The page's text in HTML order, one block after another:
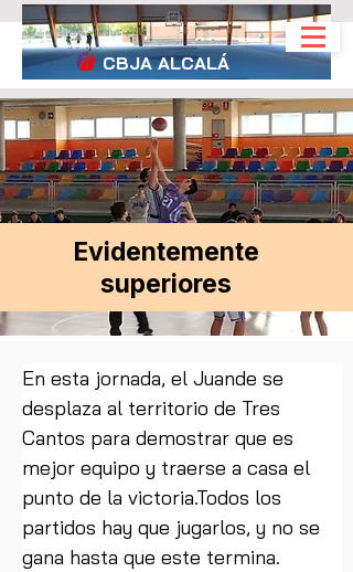
CBJA ALCALÁ
Evidentemente
superiores
En esta jornada, el Juande se
desplaza al territorio de Tres
Cantos para demostrar que es
mejor equipo y traerse a casa el
punto de la victoria.Todos los
partidos hay que jugarlos, y no se
gana hasta que este termina.